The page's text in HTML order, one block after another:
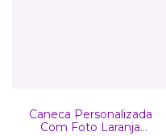
Caneca Personalizada
Com Foto Laranja